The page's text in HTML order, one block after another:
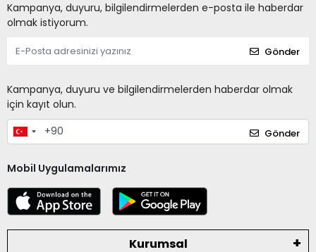
Kampanya, duyuru, bilgilendirmelerden e-posta ile haberdar
olmak istiyorum.
Gönder
Kampanya, duyuru ve bilgilendirmelerden haberdar olmak
için kayıt olun.
Gönder
Mobil Uygulamalarımız
Kurumsal